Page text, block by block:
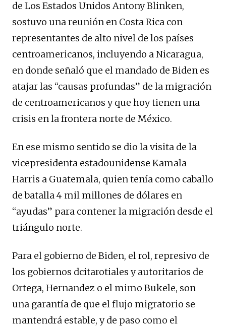
de Los Estados Unidos Antony Blinken,
sostuvo una reunión en Costa Rica con
representantes de alto nivel de los países
centroamericanos, incluyendo a Nicaragua,
en donde señaló que el mandado de Biden es
atajar las “causas profundas” de la migración
de centroamericanos y que hoy tienen una
crisis en la frontera norte de México.
En ese mismo sentido se dio la visita de la
vicepresidenta estadounidense Kamala
Harris a Guatemala, quien tenía como caballo
de batalla 4 mil millones de dólares en
“ayudas” para contener la migración desde el
triángulo norte.
Para el gobierno de Biden, el rol, represivo de
los gobiernos dcitarotiales y autoritarios de
Ortega, Hernandez o el mimo Bukele, son
una garantía de que el flujo migratorio se
mantendrá estable, y de paso como el